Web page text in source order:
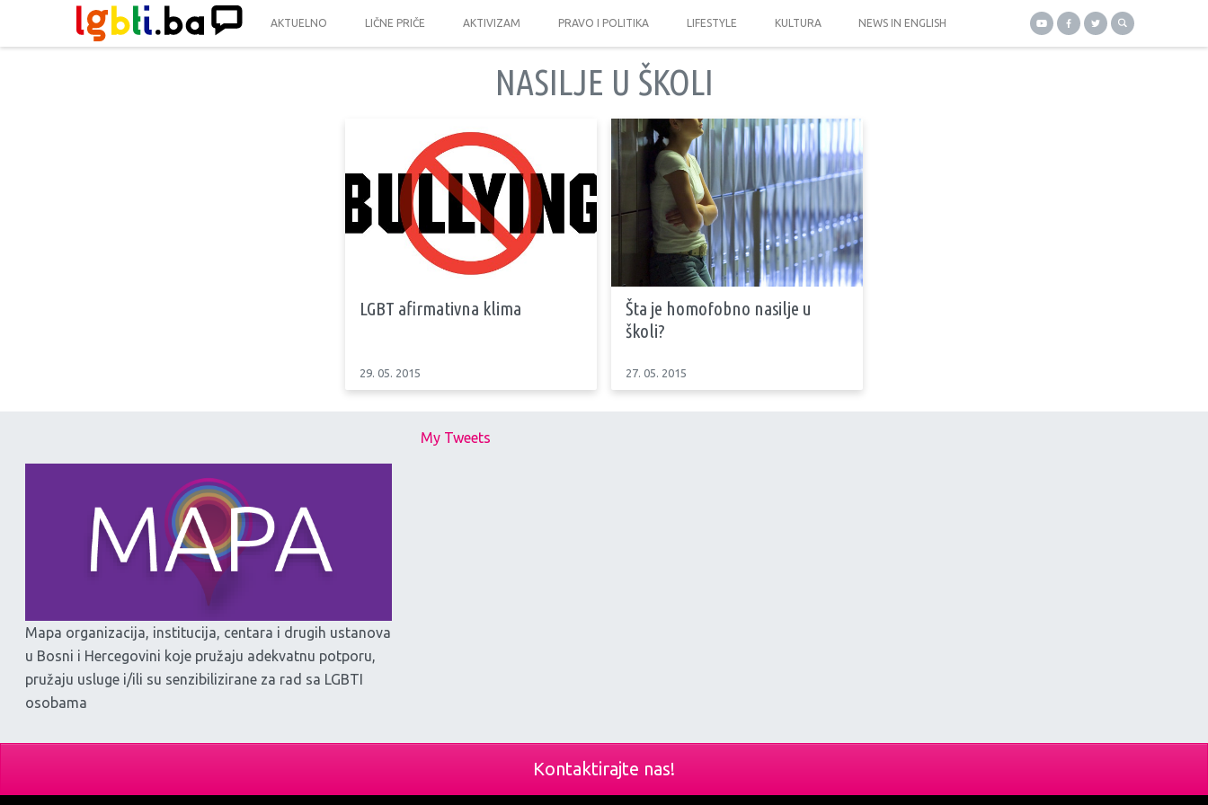
AKTUELNO LIČNE PRIČE AKTIVIZAM PRAVO I POLITIKA LIFESTYLE KULTURA NEWS IN ENGLISH
NASILJE U ŠKOLI
LGBT afirmativna klima
29. 05. 2015
Šta je homofobno nasilje u
školi?
27. 05. 2015
Mapa organizacija, institucija, centara i drugih ustanova
u Bosni i Hercegovini koje pružaju adekvatnu potporu,
pružaju usluge i/ili su senzibilizirane za rad sa LGBTI
osobama
My Tweets
Kontaktirajte nas!